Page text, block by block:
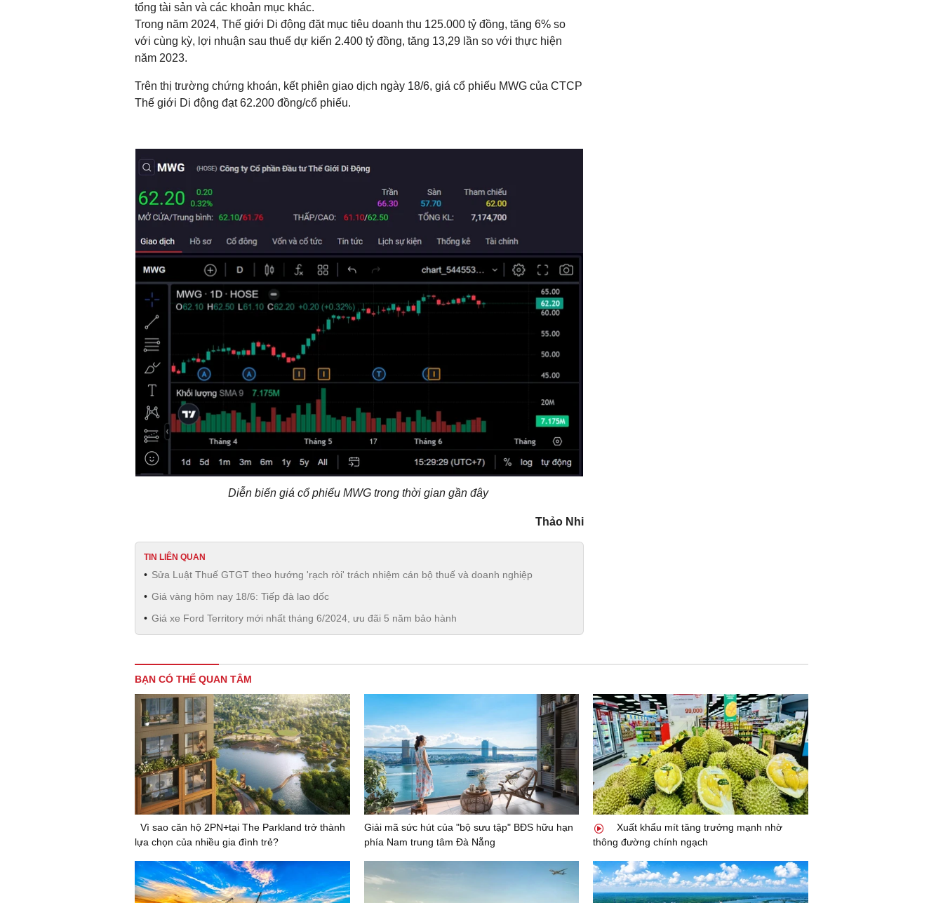
tổng tài sản và các khoản mục khác.
Trong năm 2024, Thế giới Di động đặt mục tiêu doanh thu 125.000 tỷ đồng, tăng 6% so
với cùng kỳ, lợi nhuận sau thuế dự kiến 2.400 tỷ đồng, tăng 13,29 lần so với thực hiện
năm 2023.
Trên thị trường chứng khoán, kết phiên giao dịch ngày 18/6, giá cổ phiếu MWG của CTCP
Thế giới Di động đạt 62.200 đồng/cổ phiếu.
Diễn biến giá cổ phiểu MWG trong thời gian gần đây
Thảo Nhi
TIN LIÊN QUAN
Sửa Luật Thuế GTGT theo hướng 'rạch ròi' trách nhiệm cán bộ thuế và doanh nghiệp
Giá vàng hôm nay 18/6: Tiếp đà lao dốc
Giá xe Ford Territory mới nhất tháng 6/2024, ưu đãi 5 năm bảo hành
BẠN CÓ THỂ QUAN TÂM
Vì sao căn hộ 2PN+tại The Parkland trở thành
lựa chọn của nhiều gia đình trẻ?
Giải mã sức hút của "bộ sưu tập" BĐS hữu hạn
phía Nam trung tâm Đà Nẵng
Xuất khẩu mít tăng trưởng mạnh nhờ
thông đường chính ngạch